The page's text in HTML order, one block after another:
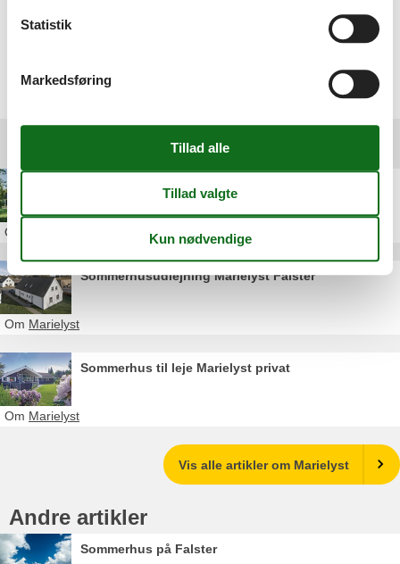
anbefalelsesværdig.
Vælg mellem 418 sommerhuse
Andre artikler om Marielyst
Om
Sommerhusudlejning Marielyst Falster
Om Marielyst
Sommerhus til leje Marielyst privat
Om Marielyst
Vis alle artikler om Marielyst
Andre artikler
Sommerhus på Falster
Statistik
Markedsføring